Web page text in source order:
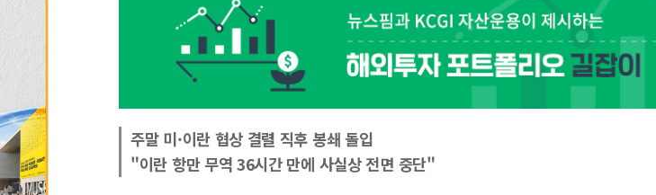
주말 미·이란 협상 결렬 직후 봉쇄 돌입
"이란 항만 무역 36시간 만에 사실상 전면 중단"